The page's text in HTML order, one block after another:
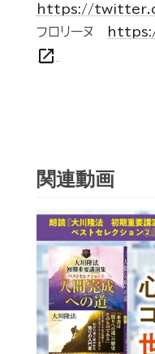
https://
フロリーヌ
open_in_new
関連動画